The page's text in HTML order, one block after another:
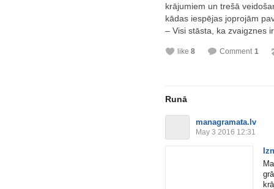
krājumiem un trešā
kādas iespējas joprojām
– Visi stāsta, ka zvaigznes
like 8 Comment 1
Runā
managramata.lv
May 3 2016 12:31